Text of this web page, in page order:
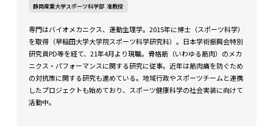
静岡産業大学スポーツ科学部 准教授
専門はバイオメカニクス、運動生理学。2015年に博士（スポーツ科学）
を取得（早稲田大学大学院スポーツ科学研究科）。日本学術振興会特別
研究員PD等を経て、21年4月より現職。骨格筋（いわゆる筋肉）のメカ
ニクス・パフォーマンスに関する研究に従事。近年は筋肉痛を防ぐため
の対抗策に関する研究も進めている。地域行政やスポーツチームと連携
したプロジェクトも始めており、スポーツ健康科学の社会実装に向けて
活動中。